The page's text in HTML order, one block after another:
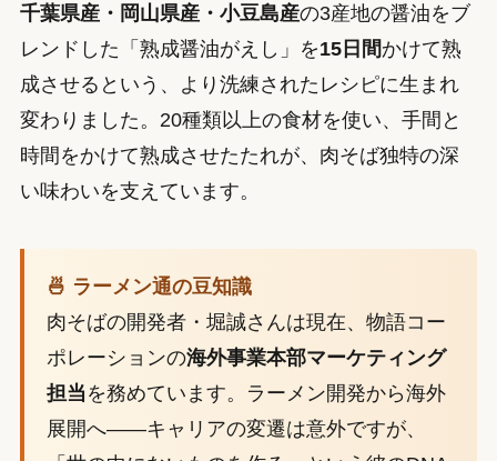
千葉県産・岡山県産・小豆島産の3産地の醤油をブ
レンドした「熟成醤油がえし」を15日間かけて熟
成させるという、より洗練されたレシピに生まれ
変わりました。20種類以上の食材を使い、手間と
時間をかけて熟成させたたれが、肉そば独特の深
い味わいを支えています。
🍜 ラーメン通の豆知識
肉そばの開発者・堀誠さんは現在、物語コー
ポレーションの海外事業本部マーケティング
担当 を務めています。ラーメン開発から海外
展開へ——キャリアの変遷は意外ですが、